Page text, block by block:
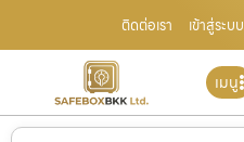
ติดต่อเรา เข้าสู่ระบบ
เมนู